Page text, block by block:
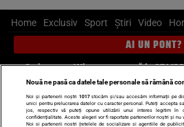
Home Exclusiv Sport Știri Video
AI UN PONT?
Scrie-ne pe Whatsapp, sună la
Știri interne Știri
Nouă ne pasă ca datele tale personale să rămână
Noi și partenerii noștri 1017stocăm și/sau accesăm informații pe
unici pentru prelucrarea datelor cu caracter personal. Puteți accepta
jos, respectiv vă puteți opune utilizării unui interes legitim în
confidențialitate. Aceste alegeri vor fi raportate partenerilor noștri și nu
Noi si partenerii nostri (retelele de socializare si agentiile de